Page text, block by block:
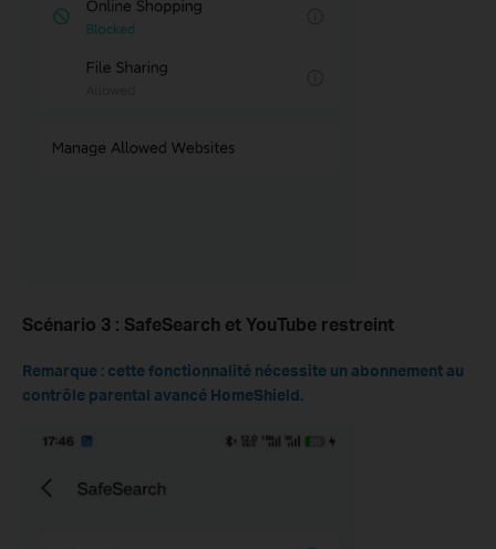
Scénario 3 : SafeSearch et YouTube restreint
Remarque : cette fonctionnalité nécessite un abonnement au
contrôle parental avancé HomeShield.